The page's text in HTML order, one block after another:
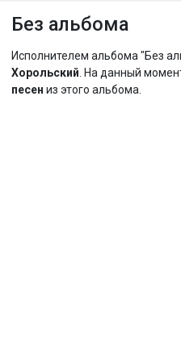
Без альбома
Исполнителем альбома "Без
Хорольский . На данный
песен из этого альбома.